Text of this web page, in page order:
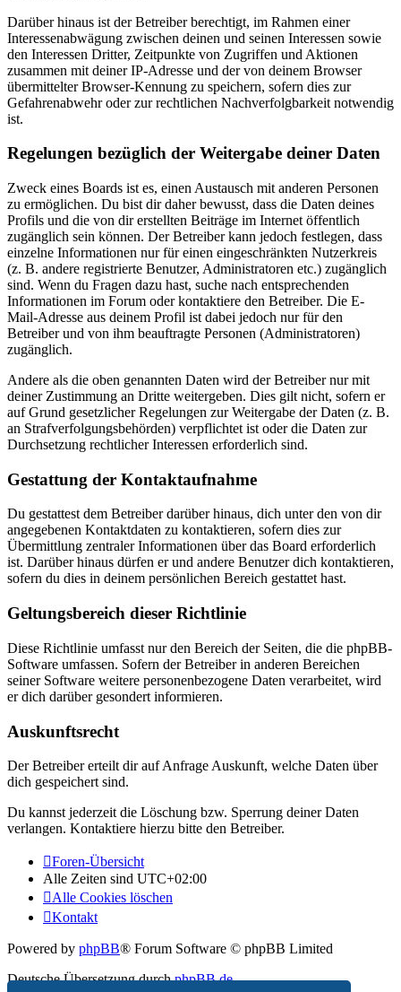
Darüber hinaus ist der Betreiber berechtigt, im Rahmen einer
Interessenabwägung zwischen deinen und seinen Interessen sowie
den Interessen Dritter, Zeitpunkte von Zugriffen und Aktionen
zusammen mit deiner IP-Adresse und der von deinem Browser
übermittelter Browser-Kennung zu speichern, sofern dies zur
Gefahrenabwehr oder zur rechtlichen Nachverfolgbarkeit notwendig
ist.
Regelungen bezüglich der Weitergabe deiner Daten
Zweck eines Boards ist es, einen Austausch mit anderen Personen
zu ermöglichen. Du bist dir daher bewusst, dass die Daten deines
Profils und die von dir erstellten Beiträge im Internet öffentlich
zugänglich sein können. Der Betreiber kann jedoch festlegen, dass
einzelne Informationen nur für einen eingeschränkten Nutzerkreis
(z. B. andere registrierte Benutzer, Administratoren etc.) zugänglich
sind. Wenn du Fragen dazu hast, suche nach entsprechenden
Informationen im Forum oder kontaktiere den Betreiber. Die E-
Mail-Adresse aus deinem Profil ist dabei jedoch nur für den
Betreiber und von ihm beauftragte Personen (Administratoren)
zugänglich.
Andere als die oben genannten Daten wird der Betreiber nur mit
deiner Zustimmung an Dritte weitergeben. Dies gilt nicht, sofern er
auf Grund gesetzlicher Regelungen zur Weitergabe der Daten (z. B.
an Strafverfolgungsbehörden) verpflichtet ist oder die Daten zur
Durchsetzung rechtlicher Interessen erforderlich sind.
Gestattung der Kontaktaufnahme
Du gestattest dem Betreiber darüber hinaus, dich unter den von dir
angegebenen Kontaktdaten zu kontaktieren, sofern dies zur
Übermittlung zentraler Informationen über das Board erforderlich
ist. Darüber hinaus dürfen er und andere Benutzer dich kontaktieren,
sofern du dies in deinem persönlichen Bereich gestattet hast.
Geltungsbereich dieser Richtlinie
Diese Richtlinie umfasst nur den Bereich der Seiten, die die phpBB-
Software umfassen. Sofern der Betreiber in anderen Bereichen
seiner Software weitere personenbezogene Daten verarbeitet, wird
er dich darüber gesondert informieren.
Auskunftsrecht
Der Betreiber erteilt dir auf Anfrage Auskunft, welche Daten über
dich gespeichert sind.
Du kannst jederzeit die Löschung bzw. Sperrung deiner Daten
verlangen. Kontaktiere hierzu bitte den Betreiber.
Foren-Übersicht
Alle Zeiten sind UTC+02:00
Alle Cookies löschen
Kontakt
Powered by phpBB® Forum Software © phpBB Limited
Deutsche Übersetzung durchphpBB.de